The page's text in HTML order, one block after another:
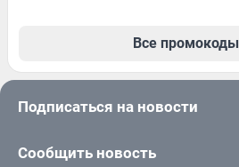
Все промокоды
Подписаться на новости
Сообщить новость